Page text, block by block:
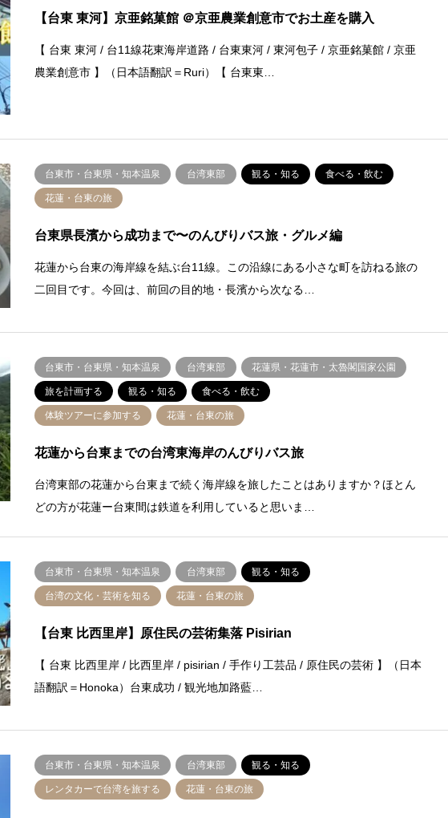
【台東 東河】京亜銘菓館 ＠京亜農業創意市でお土産を購入
【 台東 東河 / 台11線花東海岸道路 / 台東東河 / 東河包子 / 京亜銘菓館 / 京亜
農業創意市 】（日本語翻訳＝Ruri）【 台東東…
台東市・台東県・知本温泉 台湾東部 観る・知る 食べる・飲む
花蓮・台東の旅
台東県長濱から成功まで〜のんびりバス旅・グルメ編
花蓮から台東の海岸線を結ぶ台11線。この沿線にある小さな町を訪ねる旅の
二回目です。今回は、前回の目的地・長濱から次なる…
台東市・台東県・知本温泉 台湾東部 花蓮県・花蓮市・太魯閣国家公園
旅を計画する 観る・知る 食べる・飲む
体験ツアーに参加する 花蓮・台東の旅
花蓮から台東までの台湾東海岸のんびりバス旅
台湾東部の花蓮から台東まで続く海岸線を旅したことはありますか？ほとん
どの方が花蓮ー台東間は鉄道を利用していると思いま…
台東市・台東県・知本温泉 台湾東部 観る・知る
台湾の文化・芸術を知る 花蓮・台東の旅
【台東 比西里岸】原住民の芸術集落 Pisirian
【 台東 比西里岸 / 比西里岸 / pisirian / 手作り工芸品 / 原住民の芸術 】（日本
語翻訳＝Honoka）台東成功 / 観光地加路藍…
台東市・台東県・知本温泉 台湾東部 観る・知る
レンタカーで台湾を旅する 花蓮・台東の旅